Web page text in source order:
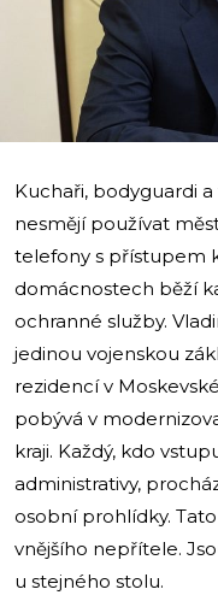
Kuchaři, bodyguardi
nesmějí používat
telefony s přístupem
domácnostech běží
ochranné služby.
jedinou vojenskou
rezidencí v
pobývá v
kraji. Každý, kdo
administrativy,
osobní prohlídky.
vnějšího nepřítele.
u stejného stolu.